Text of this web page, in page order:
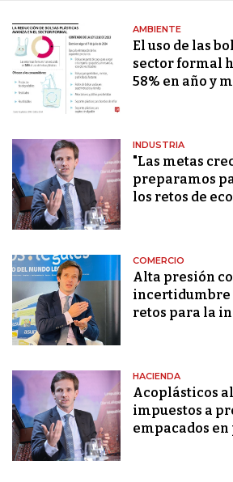
AMBIENTE
El uso de las
sector formal
58% en año y
INDUSTRIA
"Las metas
preparamos
los retos de
COMERCIO
Alta presión
incertidumbre
retos para la
HACIENDA
Acoplásticos
impuestos a
empacados